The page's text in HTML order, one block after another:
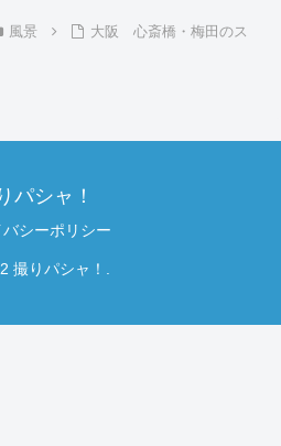
風景
大阪 心斎橋・梅田のス
パシャ！
バシーポリシー
撮りパシャ！.